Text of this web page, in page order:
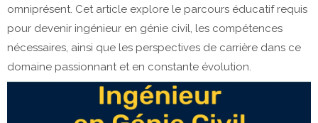
omniprésent. Cet article explore le parcours éducatif requis
pour devenir ingénieur en génie civil, les compétences
nécessaires, ainsi que les perspectives de carrière dans ce
domaine passionnant et en constante évolution.